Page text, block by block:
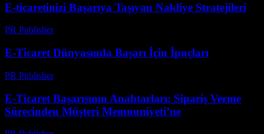
E-ticaretinizi Başarıya Taşıyan Nakliye Stratejileri
PR Publisher-
E-Ticaret Dünyasında Başarı İçin İpuçları
PR Publisher-
E-Ticaret Başarısının Anahtarları: Sipariş Verme
Sürecinden Müşteri Memnuniyeti’ne